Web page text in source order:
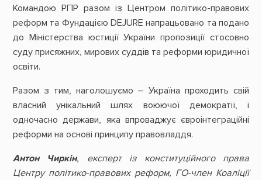
Командою РПР разом із Центром політико-правових
реформ та Фундацією DEJURE напрацьовано та подано
до Міністерства юстиції України пропозиції стосовно
суду присяжних, мирових суддів та реформи юридичної
освіти.
Разом з тим, наголошуємо – Україна проходить свій
власний унікальний шлях воюючої демократії, і
одночасно держави, яка впроваджує євроінтеграційні
реформи на основі принципу правовладдя.
Антон Чиркін, експерт із конституційного права
Центру політико-правових реформ, ГО-член Коаліції